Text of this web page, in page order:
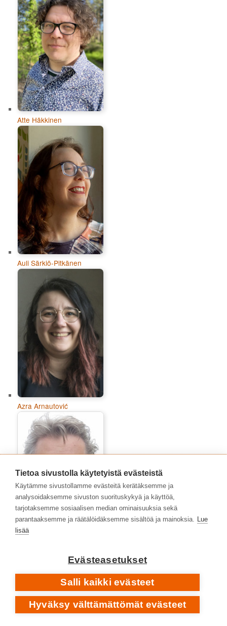
Atte Häkkinen
Auli Särkiö-Pitkänen
Azra Arnautović
Tietoa sivustolla käytetyistä evästeistä
Käytämme sivustollamme evästeitä kerätäksemme ja
analysoidaksemme sivuston suorituskykyä ja käyttöä,
tarjotaksemme sosiaalisen median ominaisuuksia sekä
parantaaksemme ja räätälöidäksemme sisältöä ja mainoksia. Lue
lisää
Evästeasetukset
Salli kaikki evästeet
Hyväksy välttämättömät evästeet